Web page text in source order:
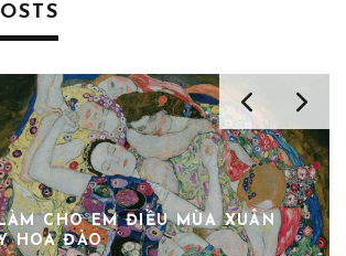
CHO EM ĐIỀU MÙA XUÂN
HOA ĐÀO